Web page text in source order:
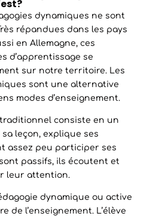
dynamiques ne sont
répandues dans les pays
en Allemagne, ces
d’apprentissage se
sur notre territoire. Les
sont une alternative
modes d’enseignement.
consiste en un
leçon, explique ses
assez peu participer ses
passifs, ils écoutent et
leur attention.
dynamique ou active
de l’enseignement. L’élève